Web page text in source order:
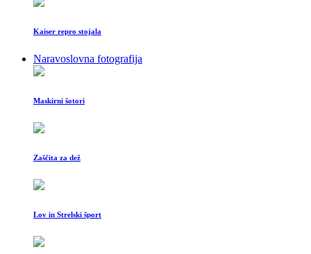
Kaiser repro stojala
Naravoslovna fotografija
Maskirni šotori
Zaščita za dež
Lov in Strelski šport